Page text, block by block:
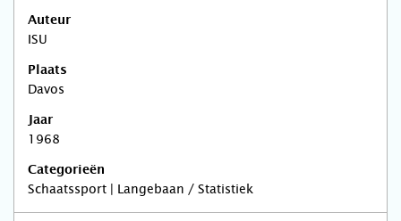
Auteur
ISU
Plaats
Davos
Jaar
1968
Categorieën
Schaatssport | Langebaan / Statistiek